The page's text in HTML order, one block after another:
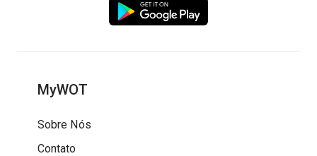
MyWOT
Sobre Nós
Contato